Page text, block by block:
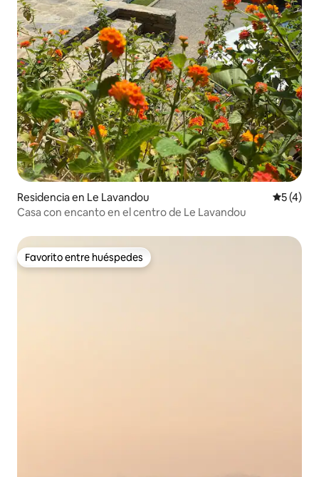
Residencia en Le Lavandou
5 (4)
Casa con encanto en el centro de Le Lavandou
Favorito entre huéspedes
Favorito entre huéspedes